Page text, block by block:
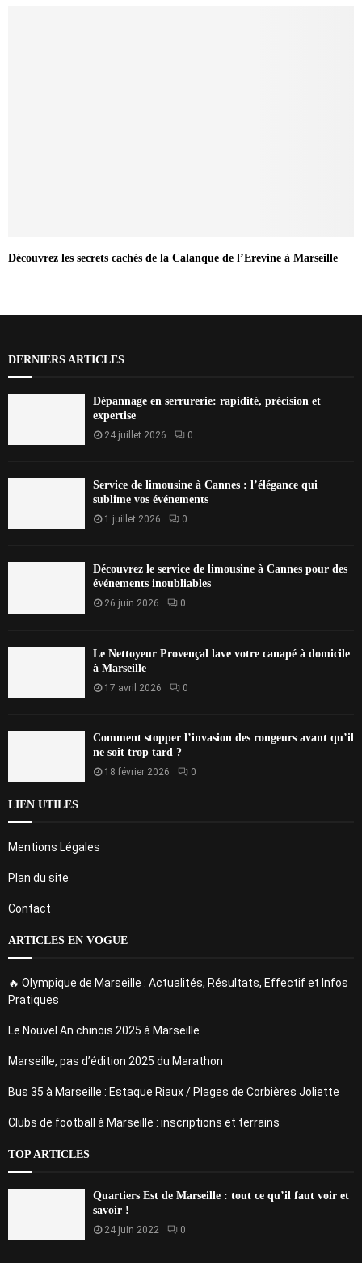
Découvrez les secrets cachés de la Calanque de l’Erevine à Marseille
DERNIERS ARTICLES
Dépannage en serrurerie: rapidité, précision et
expertise
24 juillet 2026 0
Service de limousine à Cannes : l’élégance qui
sublime vos événements
1 juillet 2026 0
Découvrez le service de limousine à Cannes pour des
événements inoubliables
26 juin 2026 0
Le Nettoyeur Provençal lave votre canapé à domicile
à Marseille
17 avril 2026 0
Comment stopper l’invasion des rongeurs avant qu’il
ne soit trop tard ?
18 février 2026 0
LIEN UTILES
Mentions Légales
Plan du site
Contact
ARTICLES EN VOGUE
🔥 Olympique de Marseille : Actualités, Résultats, Effectif et Infos
Pratiques
Le Nouvel An chinois 2025 à Marseille
Marseille, pas d’édition 2025 du Marathon
Bus 35 à Marseille : Estaque Riaux / Plages de Corbières Joliette
Clubs de football à Marseille : inscriptions et terrains
TOP ARTICLES
Quartiers Est de Marseille : tout ce qu’il faut voir et
savoir !
24 juin 2022 0